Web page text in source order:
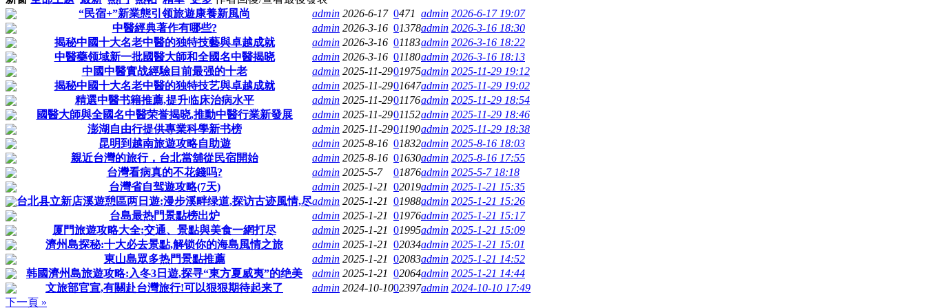
“民宿+”新業態引领旅遊康養新風尚
admin 2026-6-17 0471 admin 2026-6-17 19:07
中醫經典著作有哪些?
admin 2026-3-16 01378admin 2026-3-16 18:30
揭秘中國十大名老中醫的独特技藝與卓越成就
admin 2026-3-16 01183admin 2026-3-16 18:22
中醫藥领域新一批國醫大師和全國名中醫揭晓
admin 2026-3-16 01180admin 2026-3-16 18:13
中國中醫實战經驗目前最强的十老
admin 2025-11-2901975admin 2025-11-29 19:12
揭秘中國十大名老中醫的独特技艺與卓越成就
admin 2025-11-2901647admin 2025-11-29 19:02
精選中醫书籍推薦,提升临床治病水平
admin 2025-11-2901176admin 2025-11-29 18:54
國醫大師與全國名中醫荣誉揭晓,推動中醫行業新發展
admin 2025-11-2901152admin 2025-11-29 18:46
澎湖自由行提供專業科學新书榜
admin 2025-11-2901190admin 2025-11-29 18:38
昆明到越南旅遊攻略自助遊
admin 2025-8-16 01832admin 2025-8-16 18:03
親近台灣的旅行，台北當舖從民宿開始
admin 2025-8-16 01630admin 2025-8-16 17:55
台灣看病真的不花錢吗?
admin 2025-5-7 01876admin 2025-5-7 18:18
台灣省自驾遊攻略(7天)
admin 2025-1-21 02019admin 2025-1-21 15:35
台北县立新店溪遊憩區两日遊:漫步溪畔绿道,探访古迹風情,尽admin 2025-1-21 01988admin 2025-1-21 15:26
台島最热門景點榜出炉
admin 2025-1-21 01976admin 2025-1-21 15:17
厦門旅遊攻略大全:交通、景點與美食一網打尽
admin 2025-1-21 01995admin 2025-1-21 15:09
濟州島探秘:十大必去景點,解锁你的海島風情之旅
admin 2025-1-21 02034admin 2025-1-21 15:01
東山島眾多热門景點推薦
admin 2025-1-21 02083admin 2025-1-21 14:52
韩國濟州島旅遊攻略:入冬3日遊,探寻“東方夏威夷”的绝美
admin 2025-1-21 02064admin 2025-1-21 14:44
文旅部官宣,有關赴台灣旅行!可以狠狠期待起来了
admin 2024-10-1002397admin 2024-10-10 17:49
下一頁 »